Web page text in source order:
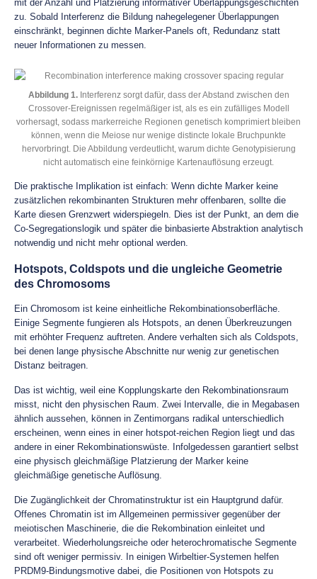
mit der Anzahl und Platzierung informativer Überlappungsgeschichten
zu. Sobald Interferenz die Bildung nahegelegener Überlappungen
einschränkt, beginnen dichte Marker-Panels oft, Redundanz statt
neuer Informationen zu messen.
Abbildung 1.Interferenz sorgt dafür, dass der Abstand zwischen den
Crossover-Ereignissen regelmäßiger ist, als es ein zufälliges Modell
vorhersagt, sodass markerreiche Regionen genetisch komprimiert bleiben
können, wenn die Meiose nur wenige distincte lokale Bruchpunkte
hervorbringt. Die Abbildung verdeutlicht, warum dichte Genotypisierung
nicht automatisch eine feinkörnige Kartenauflösung erzeugt.
Die praktische Implikation ist einfach: Wenn dichte Marker keine
zusätzlichen rekombinanten Strukturen mehr offenbaren, sollte die
Karte diesen Grenzwert widerspiegeln. Dies ist der Punkt, an dem die
Co-Segregationslogik und später die binbasierte Abstraktion analytisch
notwendig und nicht mehr optional werden.
Hotspots, Coldspots und die ungleiche Geometrie
des Chromosoms
Ein Chromosom ist keine einheitliche Rekombinationsoberfläche.
Einige Segmente fungieren als Hotspots, an denen Überkreuzungen
mit erhöhter Frequenz auftreten. Andere verhalten sich als Coldspots,
bei denen lange physische Abschnitte nur wenig zur genetischen
Distanz beitragen.
Das ist wichtig, weil eine Kopplungskarte den Rekombinationsraum
misst, nicht den physischen Raum. Zwei Intervalle, die in Megabasen
ähnlich aussehen, können in Zentimorgans radikal unterschiedlich
erscheinen, wenn eines in einer hotspot-reichen Region liegt und das
andere in einer Rekombinationswüste. Infolgedessen garantiert selbst
eine physisch gleichmäßige Platzierung der Marker keine
gleichmäßige genetische Auflösung.
Die Zugänglichkeit der Chromatinstruktur ist ein Hauptgrund dafür.
Offenes Chromatin ist im Allgemeinen permissiver gegenüber der
meiotischen Maschinerie, die die Rekombination einleitet und
verarbeitet. Wiederholungsreiche oder heterochromatische Segmente
sind oft weniger permissiv. In einigen Wirbeltier-Systemen helfen
PRDM9-Bindungsmotive dabei, die Positionen von Hotspots zu